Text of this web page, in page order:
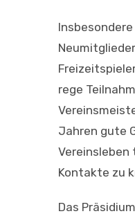
rege
Jahren gute
Vereinsleben
Kontakte zu
Das